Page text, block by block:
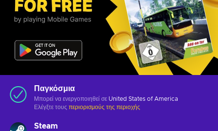
Παγκόσμια
Μπορεί να ενεργοποιηθεί σε United States of America
Ελέγξτε τους περιορισμούς της περιοχής
Steam